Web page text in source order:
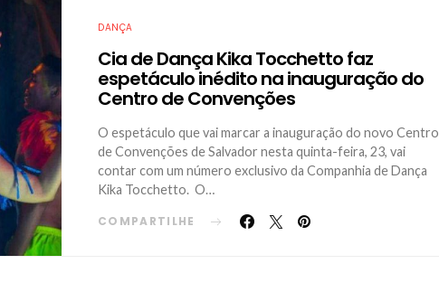
DANÇA
Cia de Dança Kika Tocchetto faz
espetáculo inédito na inauguração do
Centro de Convenções
O espetáculo que vai marcar a inauguração do novo Centro
de Convenções de Salvador nesta quinta-feira, 23, vai
contar com um número exclusivo da Companhia de Dança
Kika Tocchetto. O…
COMPARTILHE